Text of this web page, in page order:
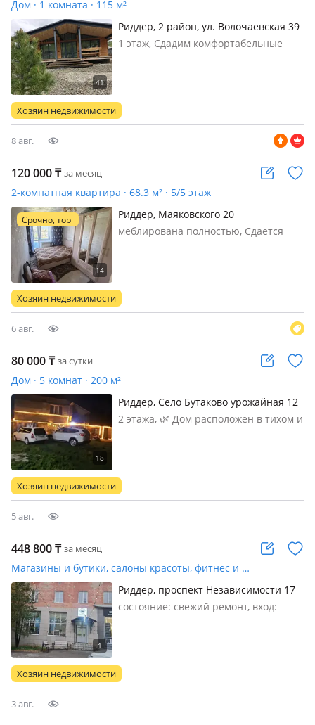
Дом · 1 комната · 115 м²
Риддер, 2 район, ул. Волочаевская 39
— Ridder A-Frame
1 этаж, Сдадим комфортабельные
горнолыжная база Эдельвейс
Хозяин недвижимости
8 авг.
120 000₸ за месяц
2-комнатная квартира · 68.3 м² · 5/5 этаж
Срочно, торг
Риддер, Маяковского 20
меблирована полностью, Сдается
готова к проживанию. На кухне
установлен теплый пол, что дела…
Хозяин недвижимости
6 авг.
80 000₸ за сутки
Дом · 5 комнат · 200 м²
Риддер, Село Бутаково урожайная 12
2 этажа, 🌿 Дом расположен в тихом и
расстоянии, ни кто не лезет в ваш
отдых, ни кто вас не видит, поэтому
Хозяин недвижимости
5 авг.
448 800₸ за месяц
Магазины и бутики, салоны красоты, фитнес и спорт, медцентры и аптеки, образование, развлечения, студии · 136 м²
Риддер, проспект Независимости 17
— Площадь Ленина
состояние: cвежий ремонт, вход:
Сдаётся коммерческое помещение
магазин «Весба» 136 м² в центре г.
Хозяин недвижимости
3 авг.